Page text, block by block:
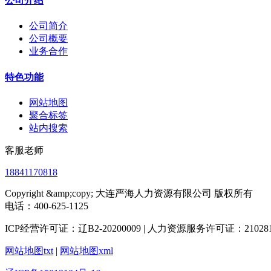
公司简介
公司概要
业务合作
特色功能
网站地图
聚合标签
站内搜索
客服老师
18841170818
Copyright &amp;copy; 大连严海人力资源有限公司 版权所有
电话：400-625-1125
ICP经营许可证：辽B2-20200009 | 人力资源服务许可证：
网站地图txt | 网站地图xml